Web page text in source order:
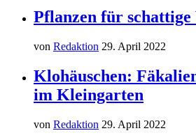
Pflanzen für
von Redaktion 29. April 2022
Klohäuschen:
im Kleingarten
von Redaktion 29. April 2022